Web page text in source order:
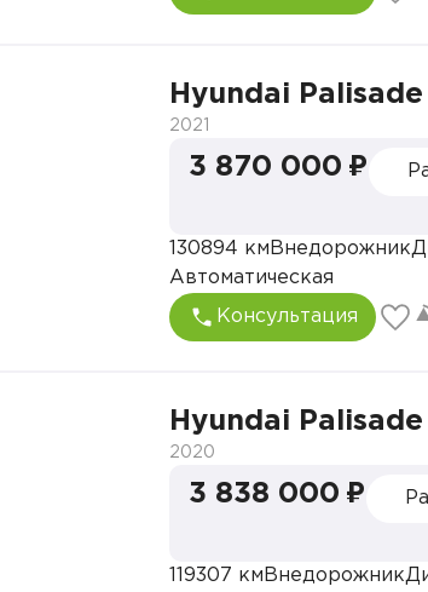
Hyundai Palisade
2021
3 870 000 ₽
130894 км Внедорожник
Автоматическая
Консультация
Hyundai Palisade
2020
3 838 000 ₽
119307 км Внедорожник